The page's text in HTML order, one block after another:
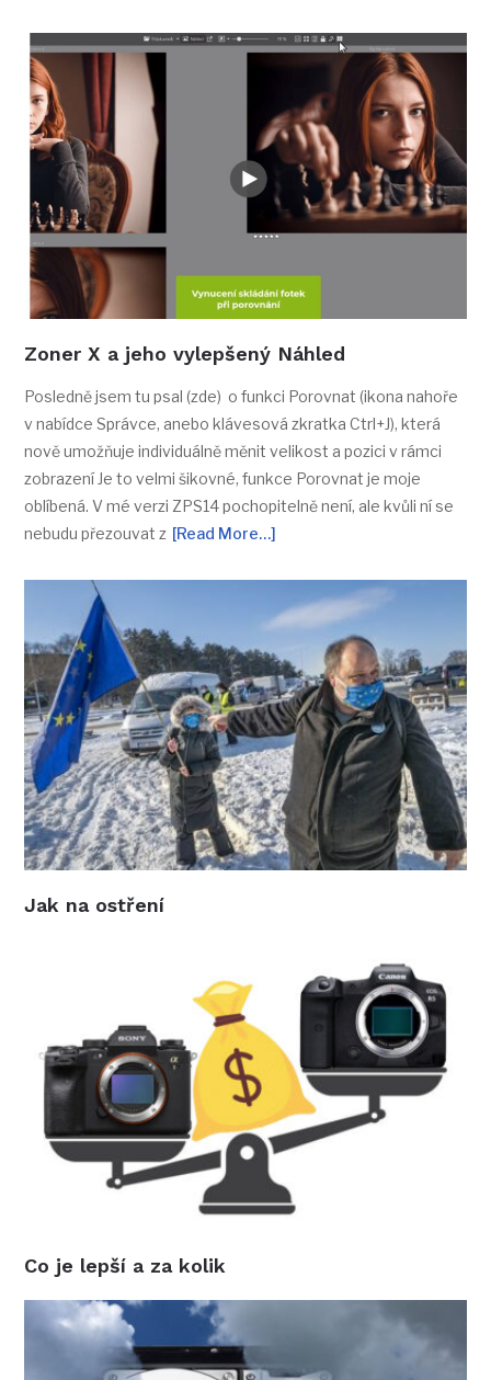
Zoner X a jeho vylepšený Náhled
Posledně jsem tu psal (zde) o funkci Porovnat (ikona nahoře
v nabídce Správce, anebo klávesová zkratka Ctrl+J), která
nově umožňuje individuálně měnit velikost a pozici v rámci
zobrazení Je to velmi šikovné, funkce Porovnat je moje
oblíbená. V mé verzi ZPS14 pochopitelně není, ale kvůli ní se
nebudu přezouvat z [Read More…]
Jak na ostření
Co je lepší a za kolik